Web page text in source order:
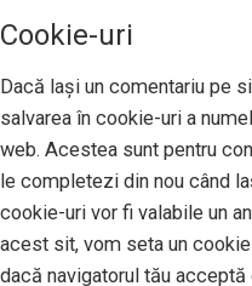
Cookie-uri
Dacă lași un comentariu pe
salvarea în cookie-uri a
web. Acestea sunt pentru
le completezi din nou când
cookie-uri vor fi valabile un
acest sit, vom seta un
dacă navigatorul tău